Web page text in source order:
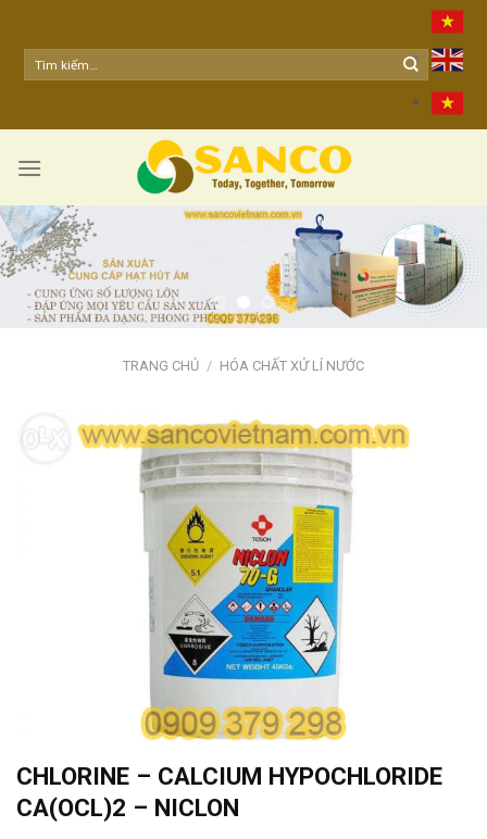
content
TRANG CHỦ / HÓA CHẤT XỬ LÍ NƯỚC
CHLORINE – CALCIUM HYPOCHLORIDE
CA(OCL)2 – NICLON